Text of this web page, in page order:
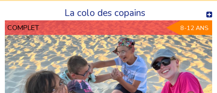
La colo des copains
COMPLET 8-12 ANS